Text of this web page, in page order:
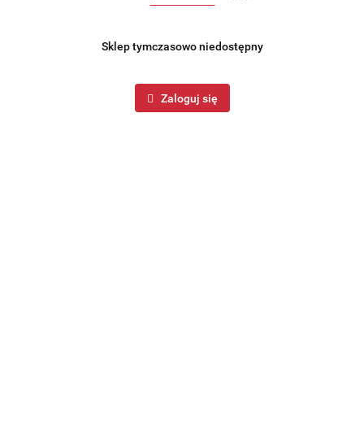
Sklep tymczasowo niedostępny
Zaloguj się